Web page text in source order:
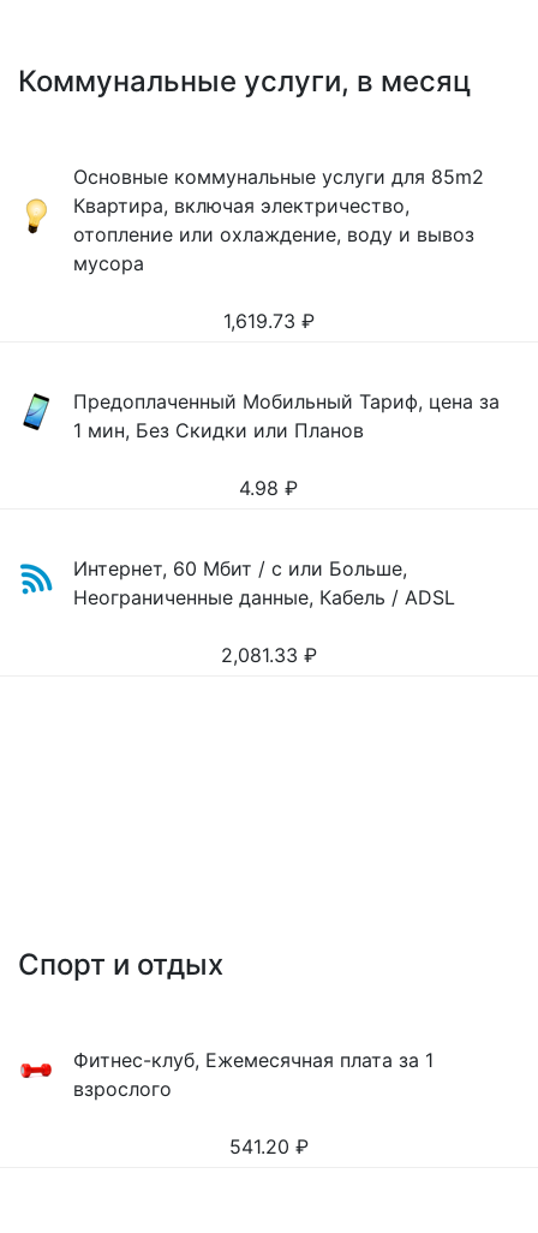
Коммунальные услуги, в месяц
Основные коммунальные услуги для 85m2
Квартира, включая электричество,
отопление или охлаждение, воду и вывоз
мусора
1,619.73 ₽
Предоплаченный Мобильный Тариф, цена за
1 мин, Без Скидки или Планов
4.98 ₽
Интернет, 60 Мбит / с или Больше,
Неограниченные данные, Кабель / ADSL
2,081.33 ₽
Спорт и отдых
Фитнес-клуб, Ежемесячная плата за 1
взрослого
541.20 ₽